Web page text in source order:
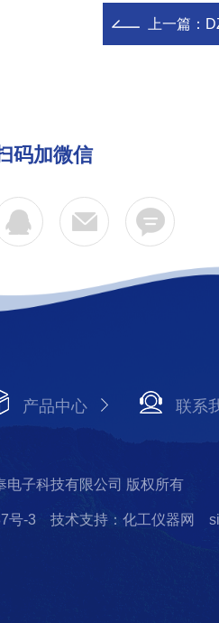
上一篇：
码加微信
产品中心 联系
子科技有限公司 版权所有
号-3 技术支持：化工仪器网